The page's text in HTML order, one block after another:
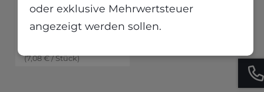
oder exklusive Mehrwertsteuer
angezeigt werden sollen.
Verbandskasten,
Erste Hilfe Koffer
(7,08€/Stück)